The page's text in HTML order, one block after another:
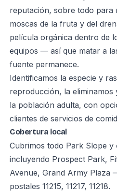
reputación, sobre todo para
moscas de la fruta y del
película orgánica dentro de
equipos — así que matar a
fuente permanece.
Identificamos la especie y
reproducción, la
la población adulta, con
clientes de servicios de
Cobertura local
Cubrimos todo Park Slope
incluyendo Prospect Park,
Avenue, Grand Army Plaza
postales 11215, 11217, 11218.